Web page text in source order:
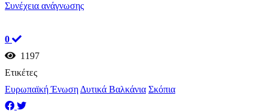
Συνέχεια ανάγνωσης
0
1197
Ετικέτες
Ευρωπαϊκή Ένωση Δυτικά Βαλκάνια Σκόπια